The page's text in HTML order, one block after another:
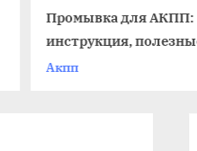
Промывка для АКПП:
инструкция, полезные
советы по очистке
Акпп